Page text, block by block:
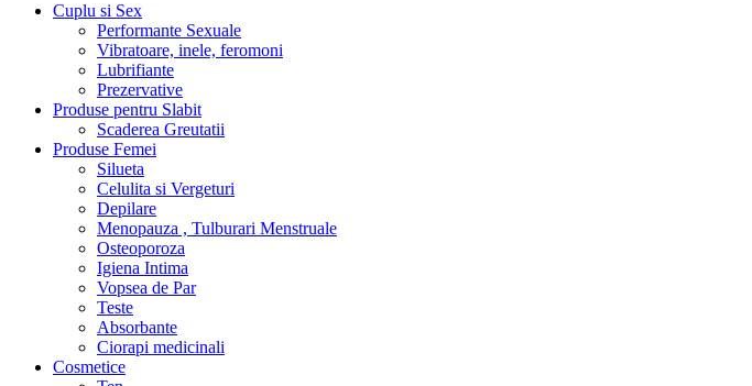
Cuplu si Sex
Performante Sexuale
Vibratoare, inele, feromoni
Lubrifiante
Prezervative
Produse pentru Slabit
Scaderea Greutatii
Produse Femei
Silueta
Celulita si Vergeturi
Depilare
Menopauza , Tulburari Menstruale
Osteoporoza
Igiena Intima
Vopsea de Par
Teste
Absorbante
Ciorapi medicinali
Cosmetice